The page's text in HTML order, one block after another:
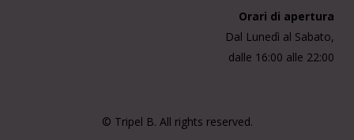
Orari di apertura
Dal Lunedì al Sabato,
dalle 16:00 alle 22:00
© Tripel B. All rights reserved.